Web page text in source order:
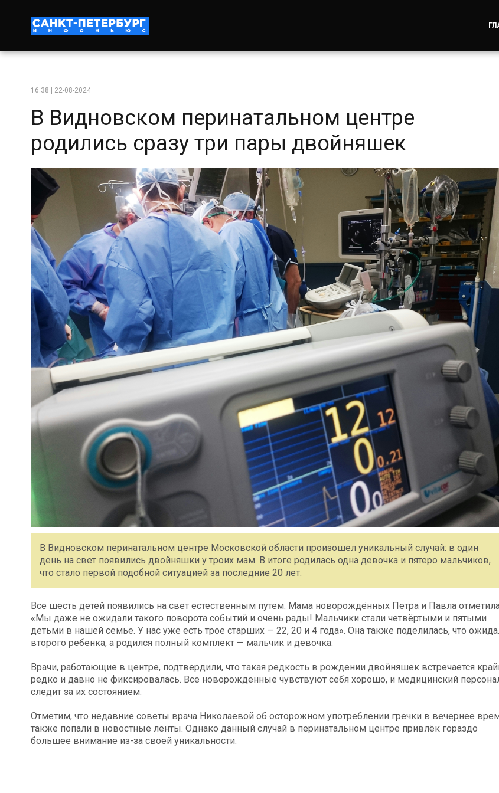
16:38 | 22-08-2024
В Видновском перинатальном центре
родились сразу три пары двойняшек
В Видновском перинатальном центре Московской области произошел уникальный случай: в один
день на свет появились двойняшки у троих мам. В итоге родилась одна девочка и пятеро мальчиков,
что стало первой подобной ситуацией за последние 20 лет.
Все шесть детей появились на свет естественным путем. Мама новорождённых Петра и Павла
«Мы даже не ожидали такого поворота событий и очень рады! Мальчики стали четвёртыми и пятыми
детьми в нашей семье. У нас уже есть трое старших — 22, 20 и 4 года». Она также поделилась, что
второго ребенка, а родился полный комплект — мальчик и девочка.
Врачи, работающие в центре, подтвердили, что такая редкость в рождении двойняшек встречается
редко и давно не фиксировалась. Все новорожденные чувствуют себя хорошо, и медицинский
следит за их состоянием.
Отметим, что недавние советы врача Николаевой об осторожном употреблении гречки в вечернее
также попали в новостные ленты. Однако данный случай в перинатальном центре привлёк гораздо
большее внимание из-за своей уникальности.